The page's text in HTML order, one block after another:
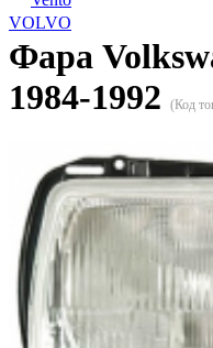
VOLVO
Фара
1984-1992
(Код